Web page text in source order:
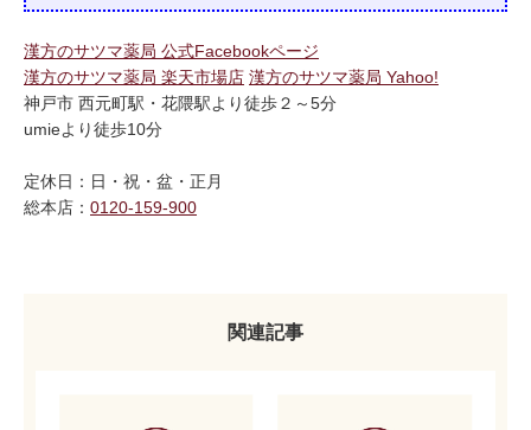
漢方のサツマ薬局 公式Facebookページ
漢方のサツマ薬局 楽天市場店 漢方のサツマ薬局 Yahoo!
神戸市 西元町駅・花隈駅より徒歩２～5分
umieより徒歩10分
定休日：日・祝・盆・正月
総本店： 0120-159-900
関連記事